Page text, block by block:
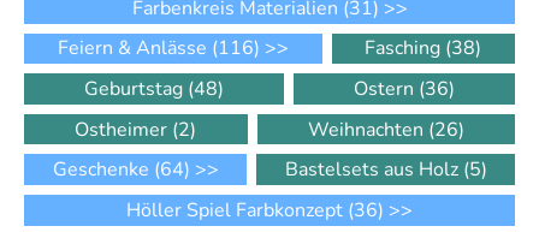
Farbenkreis Materialien (31) >>
Feiern & Anlässe (116) >> Fasching (38)
Geburtstag (48) Ostern (36)
Ostheimer (2) Weihnachten (26)
Geschenke (64) >> Bastelsets aus Holz (5)
Höller Spiel Farbkonzept (36) >>